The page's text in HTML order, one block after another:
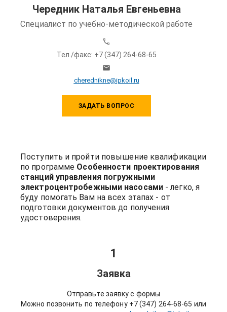
Чередник Наталья Евгеньевна
Специалист по учебно-методической работе
Тел./факс: +7 (347) 264-68-65
cherednikne@ipkoil.ru
ЗАДАТЬ ВОПРОС
Поступить и пройти повышение квалификации
по программе Особенности проектирования
станций управления погружными
электроцентробежными насосами- легко, я
буду помогать Вам на всех этапах - от
подготовки документов до получения
удостоверения.
1
Заявка
Отправьте заявку с формы
Можно позвонить по телефону +7 (347) 264-68-65 или